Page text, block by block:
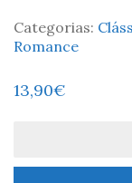
Categorias:
Romance
13,90€
Anos